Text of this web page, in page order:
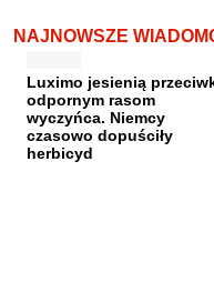
NAJNOWSZE
Luximo jesienią
odpornym rasom
wyczyńca. Niemcy
czasowo dopuściły
herbicyd